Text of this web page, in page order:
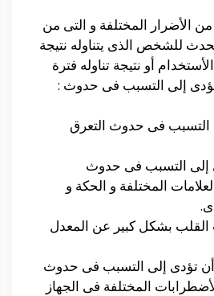
الأضرار المختلفة و التى من
للشخص الذى يتناوله نتيجة
أو نتيجة تناوله فترة
إلى التسبب فى حدوث :
التسبب فى حدوث التعرق
إلى التسبب فى حدوث
المختلفة و الحكة و
القلب بشكل كبير عن المعدل
تؤدى إلى التسبب فى حدوث
المختلفة فى الجهاز